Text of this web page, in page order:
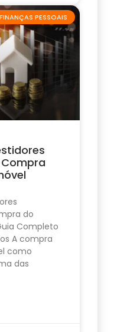
FINANÇAS PESSOAIS
do
Completo
A compra
como
das